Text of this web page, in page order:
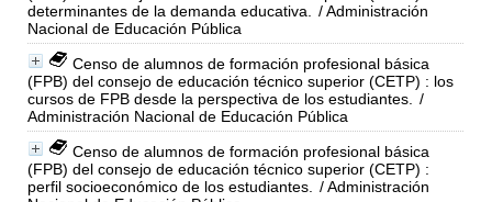
determinantes de la demanda educativa.
/ Administración
Nacional de Educación Pública
Censo de alumnos de formación profesional básica
(FPB) del consejo de educación técnico superior (CETP) : los
cursos de FPB desde la perspectiva de los estudiantes.
/
Administración Nacional de Educación Pública
Censo de alumnos de formación profesional básica
(FPB) del consejo de educación técnico superior (CETP) :
perfil socioeconómico de los estudiantes.
/ Administración